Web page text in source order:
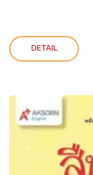
DETAIL